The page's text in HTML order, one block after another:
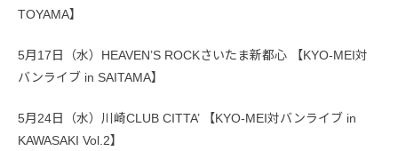
TOYAMA】
5月17日（水）HEAVEN’S ROCKさいたま新都心 【KYO-MEI対
バンライブ in SAITAMA】
5月24日（水）川崎CLUB CITTA’ 【KYO-MEI対バンライブ in
KAWASAKI Vol.2】